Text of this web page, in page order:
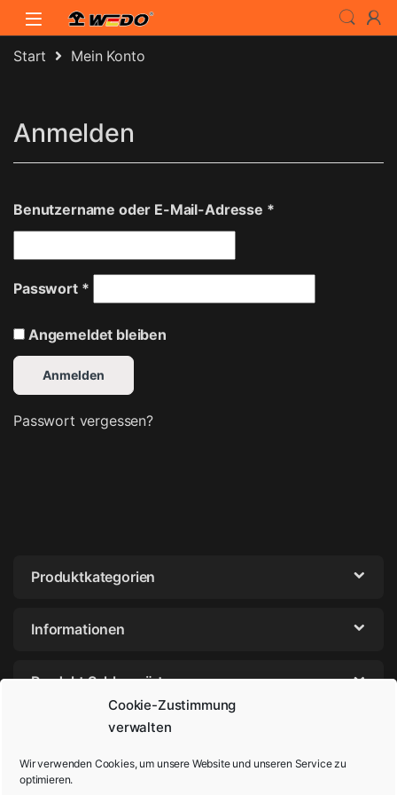
Cookie-Zustimmung
verwalten
Wir verwenden Cookies, um unsere Website und unseren Service zu
optimieren.
Skip to navigation
Skip to content
Start Mein Konto
Anmelden
Benutzername oder E-Mail-Adresse *Erforderlich
Passwort *Erforderlich
Angemeldet bleiben
Anmelden
Passwort vergessen?
Produktkategorien
Informationen
Produkt Schlagwörter